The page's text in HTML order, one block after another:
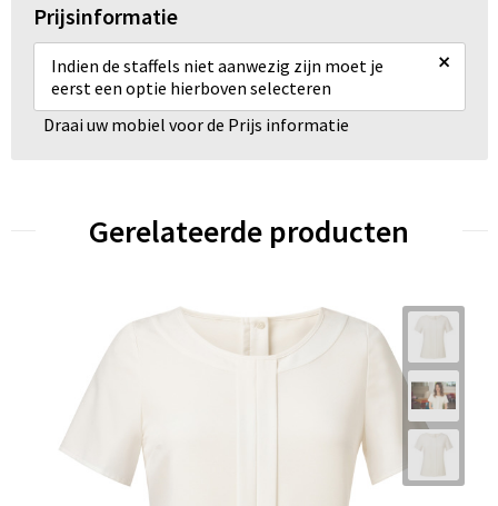
Prijsinformatie
Indien de staffels niet aanwezig zijn moet je
eerst een optie hierboven selecteren
×
Draai uw mobiel voor de Prijs informatie
Gerelateerde producten